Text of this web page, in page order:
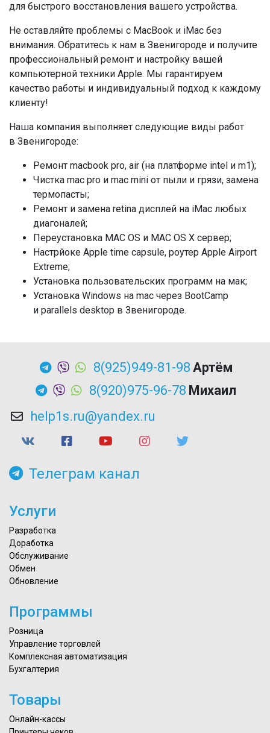
для быстрого восстановления вашего устройства.
Не оставляйте проблемы с MacBook и iMac без
внимания. Обратитесь к нам в Звенигороде и получите
профессиональный ремонт и настройку вашей
компьютерной техники Apple. Мы гарантируем
качество работы и индивидуальный подход к каждому
клиенту!
Наша компания выполняет следующие виды работ
в Звенигороде:
Ремонт macbook pro, air (на платформе intel и m1);
Чистка mac pro и mac mini от пыли и грязи, замена
термопасты;
Ремонт и замена retina дисплей на iMac любых
диагоналей;
Переустановка MAC OS и MAC OS X сервер;
Настрйоке Apple time capsule, роутер Apple Airport
Extreme;
Установка пользовательских программ на мак;
Установка Windows на mac через BootCamp
и parallels desktop в Звенигороде.
8(925)949-81-98 Артём
8(920)975-96-78 Михаил
help1s.ru@yandex.ru
Телеграм канал
Услуги
Разработка
Доработка
Обслуживание
Обмен
Обновление
Программы
Розница
Управление торговлей
Комплексная автоматизация
Бухгалтерия
Товары
Онлайн-кассы